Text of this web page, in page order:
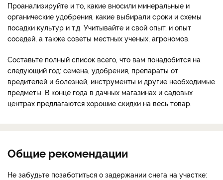
Проанализируйте и то, какие вносили минеральные и
органические удобрения, какие выбирали сроки и схемы
посадки культур и т.д. Учитывайте и свой опыт, и опыт
соседей, а также советы местных ученых, агрономов.
Составьте полный список всего, что вам понадобится на
следующий год: семена, удобрения, препараты от
вредителей и болезней, инструменты и другие необходимые
предметы. В конце года в дачных магазинах и садовых
центрах предлагаются хорошие скидки на весь товар.
Общие рекомендации
Не забудьте позаботиться о задержании снега на участке: